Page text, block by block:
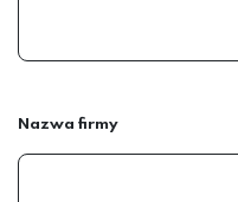
Nazwa firmy